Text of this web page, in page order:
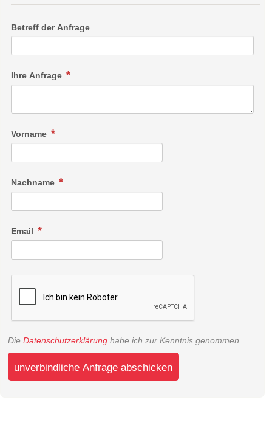
Betreff der Anfrage
Ihre Anfrage
Vorname
Nachname
Email
Die Datenschutzerklärung habe ich zur Kenntnis genommen.
unverbindliche Anfrage abschicken